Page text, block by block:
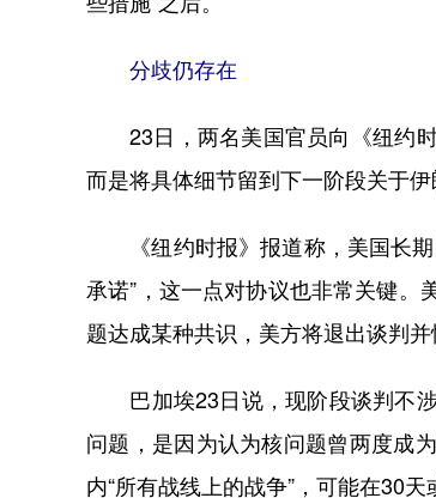
分歧仍存在
23日，两名美国官员向《纽约时
而是将具体细节留到下一阶段关于伊
《纽约时报》报道称，美国长期
承诺”，这一点对协议也非常关键。
题达成某种共识，美方将退出谈判并
巴加埃23日说，现阶段谈判不涉
问题，是因为认为核问题曾两度成
内“所有战线上的战争”，可能在30